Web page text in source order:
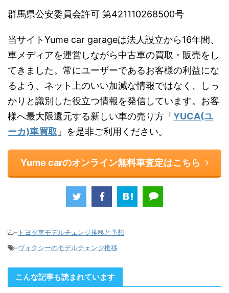
群馬県公安委員会許可 第421110268500号
当サイトYume car garageは法人設立から16年間、
車メディアを運営しながら中古車の買取・販売をし
てきました。常にユーザーであるお客様の利益にな
るよう、ネット上のいい加減な情報ではなく、しっ
かりと識別した役立つ情報を発信しています。お客
様へ最大限還元する新しい車の売り方「 YUCA(ユ
ーカ)車買取 」を是非ご利用ください。
Yume carのオンライン無料車査定はこちら
- トヨタ車モデルチェンジ推移と予想
-ヴォクシーのモデルチェンジ推移
こんな記事も読まれています